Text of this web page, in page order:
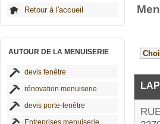
Retour à l'accueil
AUTOUR DE LA MENUISERIE
devis fenêtre
rénovation menuiserie
devis porte-fenêtre
Entreprises menuiserie